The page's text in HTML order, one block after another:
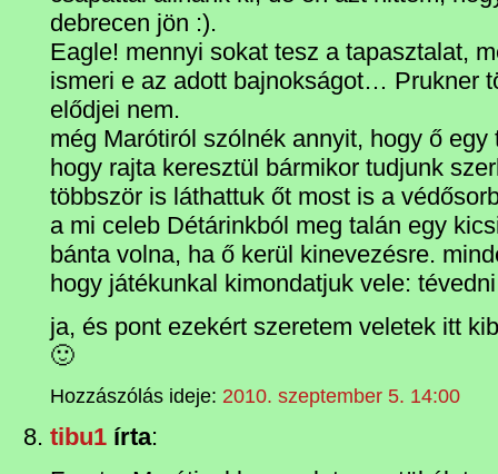
debrecen jön :).
Eagle! mennyi sokat tesz a tapasztalat,
ismeri e az adott bajnokságot… Prukner
elődjei nem.
még Marótiról szólnék annyit, hogy ő
hogy rajta keresztül bármikor tudjunk
többször is láthattuk őt most is a
a mi celeb Détárinkból meg talán egy
bánta volna, ha ő kerül kinevezésre.
hogy játékunkal kimondatjuk vele:
ja, és pont ezekért szeretem veletek itt
🙂
Hozzászólás ideje: 2010. szeptember 5. 14:00
tibu1 írta: